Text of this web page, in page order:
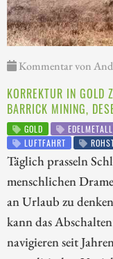
Kommentar von
KORREKTUR IN
BARRICK MINING,
GOLD
LUFTFAHRT
Täglich prasseln
menschlichen
an Urlaub zu
kann das
navigieren seit